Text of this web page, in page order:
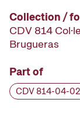
Collection /
CDV 814
Brugueras
Part of
CDV 814-04-02